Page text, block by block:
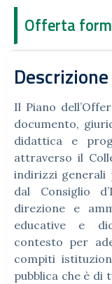
Offerta
Descrizione
Il Piano
documento,
didattica e
attraverso il
indirizzi generali
dal Consiglio
direzione e
educative e
contesto per
compiti
pubblica che è